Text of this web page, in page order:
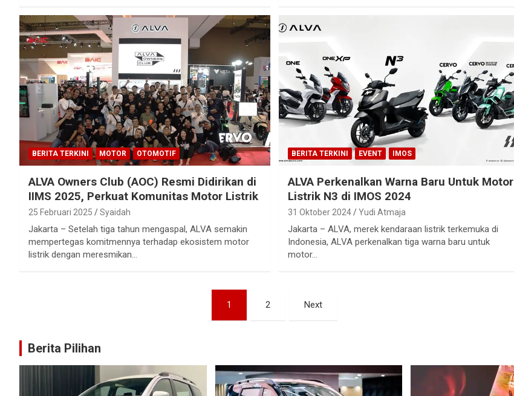
BERITA TERKINI MOTOR OTOMOTIF
ALVA Owners Club (AOC) Resmi Didirikan di
IIMS 2025, Perkuat Komunitas Motor Listrik
25 Februari 2025 Syaidah
Jakarta – Setelah tiga tahun mengaspal, ALVA semakin
mempertegas komitmennya terhadap ekosistem motor
listrik dengan meresmikan…
BERITA TERKINI EVENT IMOS
ALVA Perkenalkan Warna Baru Untuk Motor
Listrik N3 di IMOS 2024
31 Oktober 2024 Yudi Atmaja
Jakarta – ALVA, merek kendaraan listrik terkemuka di
Indonesia, ALVA perkenalkan tiga warna baru untuk
motor…
1 2 Next
Berita Pilihan